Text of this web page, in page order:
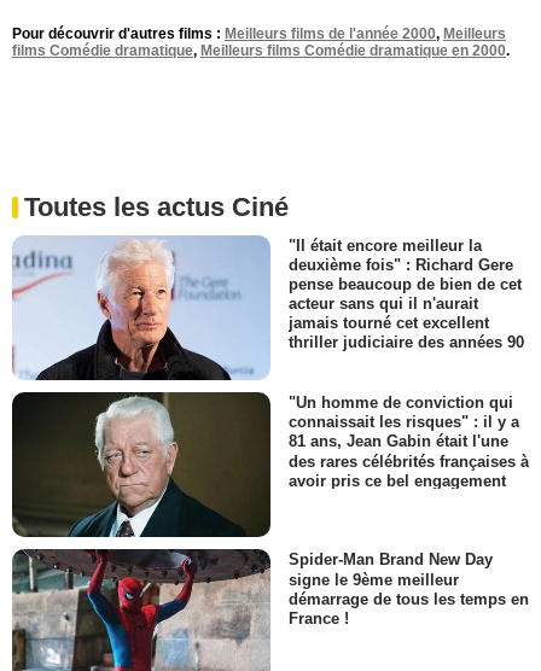
Pour découvrir d'autres films : Meilleurs films de l'année 2000, Meilleurs
films Comédie dramatique, Meilleurs films Comédie dramatique en 2000.
Toutes les actus Ciné
"Il était encore meilleur la
deuxième fois" : Richard Gere
pense beaucoup de bien de cet
acteur sans qui il n'aurait
jamais tourné cet excellent
thriller judiciaire des années 90
"Un homme de conviction qui
connaissait les risques" : il y a
81 ans, Jean Gabin était l'une
des rares célébrités françaises à
avoir pris ce bel engagement
Spider-Man Brand New Day
signe le 9ème meilleur
démarrage de tous les temps en
France !